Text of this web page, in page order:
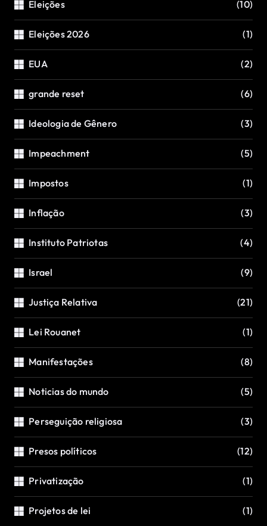
Eleições (10)
Eleições 2026 (1)
EUA (2)
grande reset (6)
Ideologia de Gênero (3)
Impeachment (5)
Impostos (1)
Inflação (3)
Instituto Patriotas (4)
Israel (9)
Justiça Relativa (21)
Lei Rouanet (1)
Manifestações (8)
Noticias do mundo (5)
Perseguição religiosa (3)
Presos políticos (12)
Privatização (1)
Projetos de lei (1)